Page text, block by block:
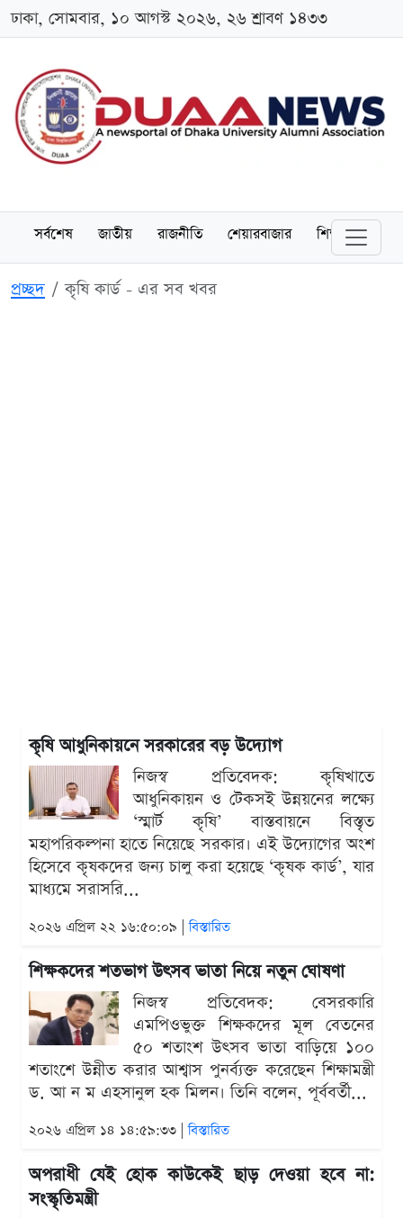
ঢাকা, সোমবার, ১০ আগস্ট ২০২৬, ২৬ শ্রাবণ ১৪৩৩
সর্বশেষ জাতীয় রাজনীতি শেয়ারবাজার শিক্ষা
প্রচ্ছদ কৃষি কার্ড - এর সব খবর
কৃষি আধুনিকায়নে সরকারের বড় উদ্যোগ
নিজস্ব প্রতিবেদক: কৃষিখাতে
আধুনিকায়ন ও টেকসই উন্নয়নের লক্ষ্যে
‘স্মার্ট কৃষি’ বাস্তবায়নে বিস্তৃত
মহাপরিকল্পনা হাতে নিয়েছে সরকার। এই উদ্যোগের অংশ
হিসেবে কৃষকদের জন্য চালু করা হয়েছে ‘কৃষক কার্ড’, যার
মাধ্যমে সরাসরি...
২০২৬ এপ্রিল ২২ ১৬:৫০:০৯ |বিস্তারিত
শিক্ষকদের শতভাগ উৎসব ভাতা নিয়ে নতুন ঘোষণা
নিজস্ব প্রতিবেদক: বেসরকারি
এমপিওভুক্ত শিক্ষকদের মূল বেতনের
৫০ শতাংশ উৎসব ভাতা বাড়িয়ে ১০০
শতাংশে উন্নীত করার আশ্বাস পুনর্ব্যক্ত করেছেন শিক্ষামন্ত্রী
ড. আ ন ম এহসানুল হক মিলন। তিনি বলেন, পূর্ববর্তী...
২০২৬ এপ্রিল ১৪ ১৪:৫৯:৩৩ |বিস্তারিত
অপরাধী যেই হোক কাউকেই ছাড় দেওয়া হবে না:
সংস্কৃতিমন্ত্রী